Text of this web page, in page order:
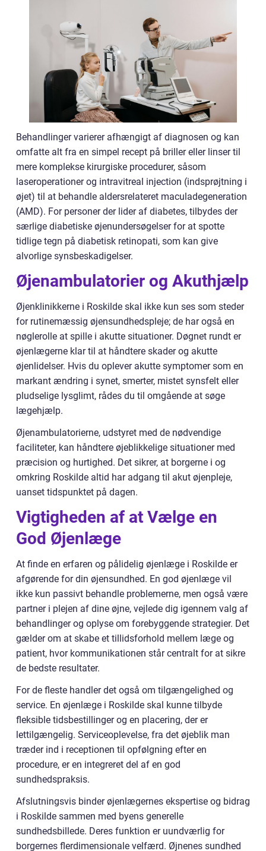
Behandlinger varierer afhængigt af diagnosen og kan
omfatte alt fra en simpel recept på briller eller linser til
mere komplekse kirurgiske procedurer, såsom
laseroperationer og intravitreal injection (indsprøjtning i
øjet) til at behandle aldersrelateret maculadegeneration
(AMD). For personer der lider af diabetes, tilbydes der
særlige diabetiske øjenundersøgelser for at spotte
tidlige tegn på diabetisk retinopati, som kan give
alvorlige synsbeskadigelser.
Øjenambulatorier og Akuthjælp
Øjenklinikkerne i Roskilde skal ikke kun ses som steder
for rutinemæssig øjensundhedspleje; de har også en
nøglerolle at spille i akutte situationer. Døgnet rundt er
øjenlægerne klar til at håndtere skader og akutte
øjenlidelser. Hvis du oplever akutte symptomer som en
markant ændring i synet, smerter, mistet synsfelt eller
pludselige lysglimt, rådes du til omgående at søge
lægehjælp.
Øjenambulatorierne, udstyret med de nødvendige
faciliteter, kan håndtere øjeblikkelige situationer med
præcision og hurtighed. Det sikrer, at borgerne i og
omkring Roskilde altid har adgang til akut øjenpleje,
uanset tidspunktet på dagen.
Vigtigheden af at Vælge en
God Øjenlæge
At finde en erfaren og pålidelig øjenlæge i Roskilde er
afgørende for din øjensundhed. En god øjenlæge vil
ikke kun passivt behandle problemerne, men også være
partner i plejen af dine øjne, vejlede dig igennem valg af
behandlinger og oplyse om forebyggende strategier. Det
gælder om at skabe et tillidsforhold mellem læge og
patient, hvor kommunikationen står centralt for at sikre
de bedste resultater.
For de fleste handler det også om tilgængelighed og
service. En øjenlæge i Roskilde skal kunne tilbyde
fleksible tidsbestillinger og en placering, der er
lettilgængelig. Serviceoplevelse, fra det øjeblik man
træder ind i receptionen til opfølgning efter en
procedure, er en integreret del af en god
sundhedspraksis.
Afslutningsvis binder øjenlægernes ekspertise og bidrag
i Roskilde sammen med byens generelle
sundhedsbillede. Deres funktion er uundværlig for
borgernes flerdimensionale velfærd. Øjnenes sundhed